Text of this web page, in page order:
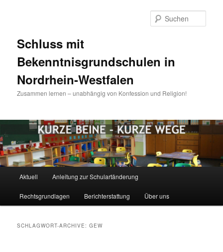
Schluss mit
Bekenntnisgrundschulen in
Nordrhein-Westfalen
Zusammen lernen – unabhängig von Konfession und Religion!
Aktuell Anleitung zur Schulartänderung
Rechtsgrundlagen Berichterstattung Über uns
SCHLAGWORT-ARCHIVE:GEW